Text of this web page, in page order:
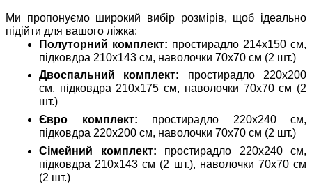
Ми пропонуємо широкий вибір розмірів, щоб ідеально
підійти для вашого ліжка:
Полуторний комплект: простирадло 214х150 см,
підковдра 210х143 см, наволочки 70х70 см (2 шт.)
Двоспальний комплект: простирадло 220х200
см, підковдра 210х175 см, наволочки 70х70 см (2
шт.)
Євро комплект: простирадло 220х240 см,
підковдра 220х200 см, наволочки 70х70 см (2 шт.)
Сімейний комплект: простирадло 220х240 см,
підковдра 210х143 см (2 шт.), наволочки 70х70 см
(2 шт.)